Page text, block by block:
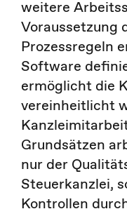
weitere
Voraussetzung
Prozessregeln
Software
ermöglicht die
vereinheitlicht
Grundsätzen
nur der
Steuerkanzlei,
Kontrollen